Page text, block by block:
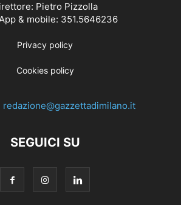
Pietro Pizzolla
& mobile: 351.5646236
Privacy policy
Cookies policy
redazione@gazzettadimilano.it
SEGUICI SU